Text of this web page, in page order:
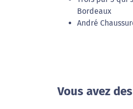
Bordeaux
André
Vous avez